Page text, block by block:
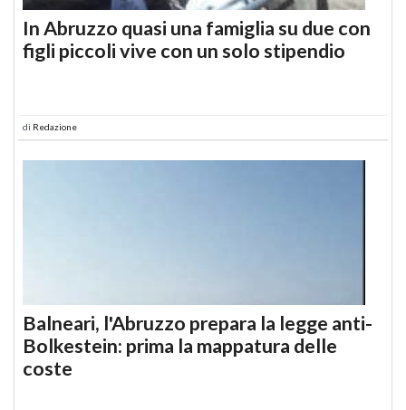
In Abruzzo quasi una famiglia su due con
figli piccoli vive con un solo stipendio
di Redazione
Balneari, l'Abruzzo prepara la legge anti-
Bolkestein: prima la mappatura delle
coste